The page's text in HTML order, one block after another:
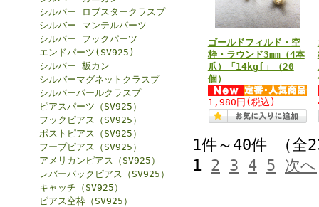
シルバー ロブスタークラスプ
シルバー マンテルパーツ
シルバー フックパーツ
エンドパーツ(SV925)
シルバー 板カン
シルバーマグネットクラスプ
シルバーパールクラスプ
ピアスパーツ（SV925）
フックピアス（SV925）
ポストピアス（SV925）
フープピアス（SV925）
アメリカンピアス（SV925）
レバーバックピアス（SV925）
キャッチ（SV925）
ピアス空枠（SV925）
ゴールドフィルド・空
枠・ラウンド3mm（4本
爪）「14kgf」（20
個）
1,980円 (税込)
1件～40件 （
1 2 3 4 5 次へ